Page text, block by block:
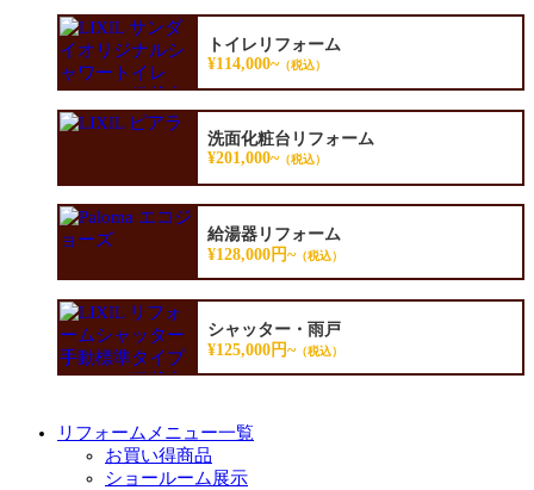
トイレリフォーム
¥114,000~（税込）
洗面化粧台リフォーム
¥201,000~（税込）
給湯器リフォーム
¥128,000円~（税込）
シャッター・雨戸
¥125,000円~（税込）
リフォームメニュー一覧
お買い得商品
ショールーム展示